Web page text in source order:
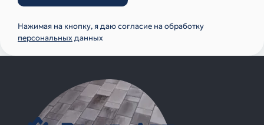
Нажимая на кнопку, я даю согласие на обработку
персональныхданных